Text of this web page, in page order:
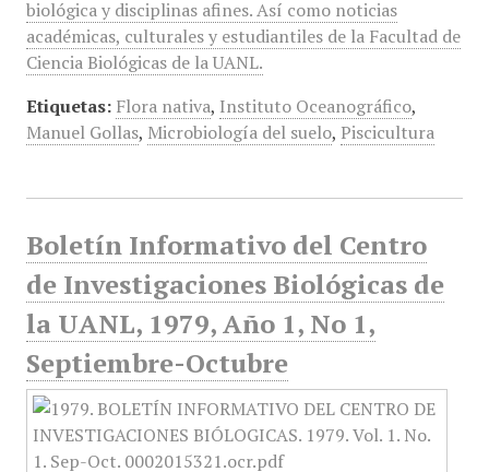
biológica y disciplinas afines. Así como noticias
académicas, culturales y estudiantiles de la Facultad de
Ciencia Biológicas de la UANL.
Etiquetas: Flora nativa, Instituto Oceanográfico,
Manuel Gollas, Microbiología del suelo, Piscicultura
Boletín Informativo del Centro
de Investigaciones Biológicas de
la UANL, 1979, Año 1, No 1,
Septiembre-Octubre